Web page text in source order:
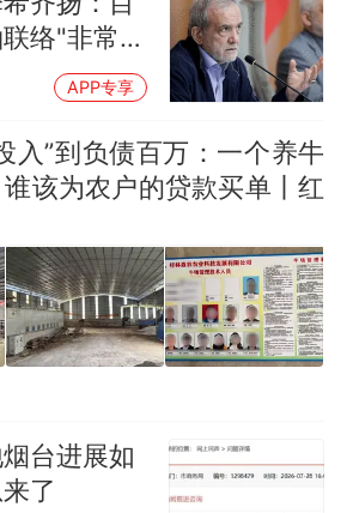
热 那个在床头放菜刀的女孩，
因老师一句“跟我回家”改写了
生
络"非常困
APP专享
入”到负债百万：一个养牛
该为农户的贷款买单丨红
台进展如
了